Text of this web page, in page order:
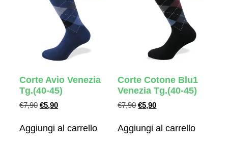
Corte Avio Venezia
Tg.(40-45)
€7,90 €5,90
Aggiungi al carrello
Corte Cotone Blu1
Venezia Tg.(40-45)
€7,90 €5,90
Aggiungi al carrello